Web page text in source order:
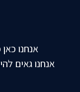
אנחנו